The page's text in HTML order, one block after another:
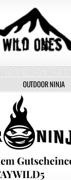
OUTDOOR NINJA